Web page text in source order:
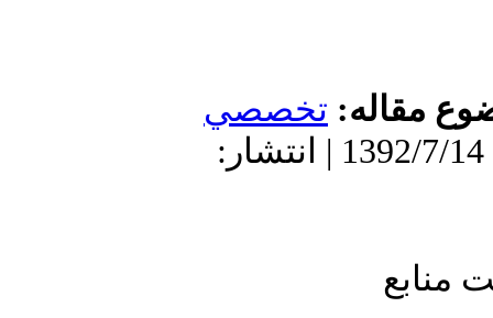
تخصصي
دریافت: 1391/4/4 | پذیرش: 1392/7/14 | انتشار: